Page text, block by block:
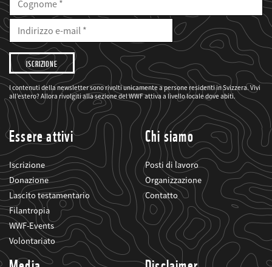
Cognome
E-
Mail
Indirizzo
mail
Desidero
che
il
WWF
mi
informi
sui
suoi
progetti
I contenuti della newsletter sono rivolti unicamente a persone residenti in Svizzera. Vivi
all’estero? Allora rivolgiti alla sezione del WWF attiva a livello locale dove abiti.
Essere attivi
Iscrizione
Donazione
Lascito testamentario
Filantropia
WWF-Events
Volontariato
Chi siamo
Posti di lavoro
Organizzazione
Contatto